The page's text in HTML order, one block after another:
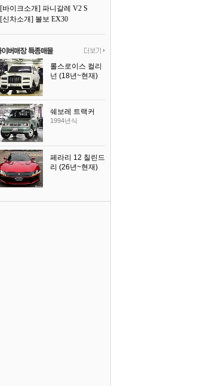
[바이크소개] 파니갈레 V2 S
[신차소개] 볼보 EX30
롤스로이스 컬리
넌 (18년~현재)
쉐보레 트랙커
1994년식
페라리 12 칠린드
리 (26년~현재)